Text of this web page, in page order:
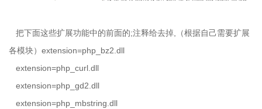
把下面这些扩展功能中的前面的;注释给去掉, （根据自己需要扩展
各模块） extension=php_bz2.dll
extension=php_curl.dll
extension=php_gd2.dll
extension=php_mbstring.dll